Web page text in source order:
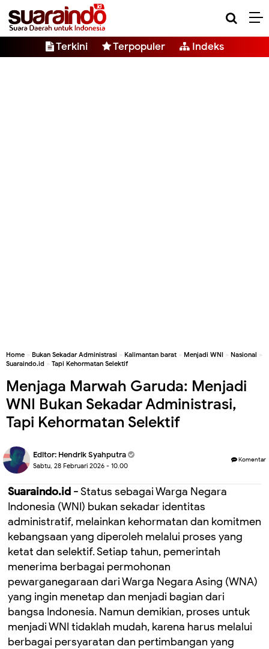
Terkini Terpopuler Indeks
Home » Bukan Sekadar Administrasi » Kalimantan barat » Menjadi WNI » Nasional »
Suaraindo.id » Tapi Kehormatan Selektif
Menjaga Marwah Garuda: Menjadi
WNI Bukan Sekadar Administrasi,
Tapi Kehormatan Selektif
Editor: Hendrik Syahputra
Sabtu, 28 Februari 2026 - 10.00
Komentar
Suaraindo.id -Status sebagai Warga Negara
Indonesia (WNI) bukan sekadar identitas
administratif, melainkan kehormatan dan komitmen
kebangsaan yang diperoleh melalui proses yang
ketat dan selektif. Setiap tahun, pemerintah
menerima berbagai permohonan
pewarganegaraan dari Warga Negara Asing (WNA)
yang ingin menetap dan menjadi bagian dari
bangsa Indonesia. Namun demikian, proses untuk
menjadi WNI tidaklah mudah, karena harus melalui
berbagai persyaratan dan pertimbangan yang